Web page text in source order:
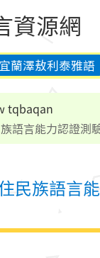
資源網
宜蘭澤敖利泰雅語
tqbaqan
語言能力認證測
民族語言